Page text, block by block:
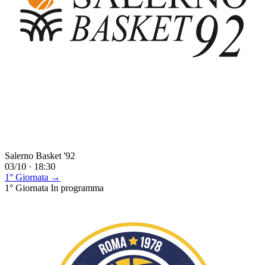
Salerno Basket '92
03/10 · 18:30
1° Giornata →
1° Giornata In programma